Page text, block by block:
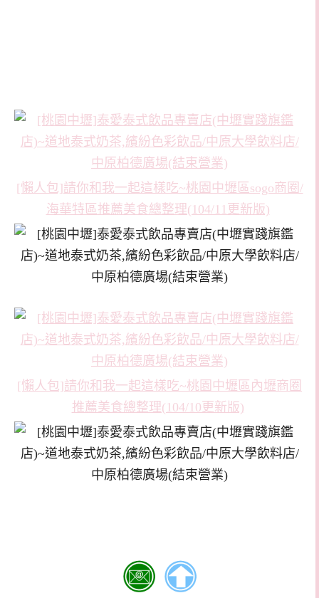
[懶人包]請你和我一起這樣吃~桃園中壢區sogo商圈/
海華特區推薦美食總整理(104/11更新版)
[懶人包]請你和我一起這樣吃~桃園中壢區內壢商圈
推薦美食總整理(104/10更新版)